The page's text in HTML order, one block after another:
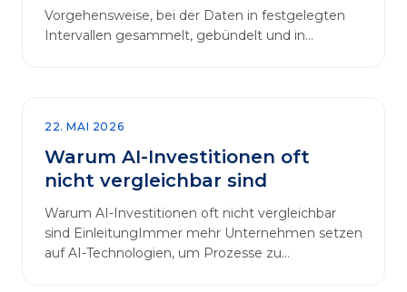
Vorgehensweise, bei der Daten in festgelegten
Intervallen gesammelt, gebündelt und in
22. MAI 2026
Warum AI-Investitionen oft
nicht vergleichbar sind
Warum AI-Investitionen oft nicht vergleichbar
sind EinleitungImmer mehr Unternehmen setzen
auf AI-Technologien, um Prozesse zu